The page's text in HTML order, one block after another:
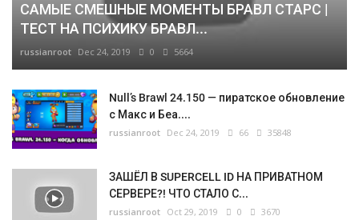
САМЫЕ СМЕШНЫЕ МОМЕНТЫ БРАВЛ СТАРС |
ТЕСТ НА ПСИХИКУ БРАВЛ...
russianroot Dec 24, 2019 0 5664
Null’s Brawl 24.150 — пиратское обновление
с Макс и Беа....
russianroot Dec 24, 2019 66 35848
ЗАШЁЛ В SUPERCELL ID НА ПРИВАТНОМ
СЕРВЕРЕ?! ЧТО СТАЛО С...
russianroot Oct 29, 2019 0 3670